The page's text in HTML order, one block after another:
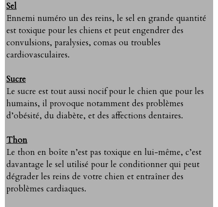
Sel
Ennemi numéro un des reins, le sel en grande quantité
est toxique pour les chiens et peut engendrer des
convulsions, paralysies, comas ou troubles
cardiovasculaires.
Sucre
Le sucre est tout aussi nocif pour le chien que pour les
humains, il provoque notamment des problèmes
d’obésité, du diabète, et des affections dentaires.
Thon
Le thon en boîte n’est pas toxique en lui-même, c’est
davantage le sel utilisé pour le conditionner qui peut
dégrader les reins de votre chien et entraîner des
problèmes cardiaques.